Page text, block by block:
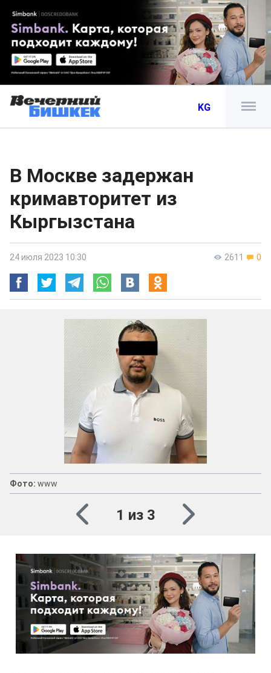
KG
В Москве задержан
кримавторитет из
Кыргызстана
2611 0
24 июля 2023 10:30
Фото: www
1 из 3